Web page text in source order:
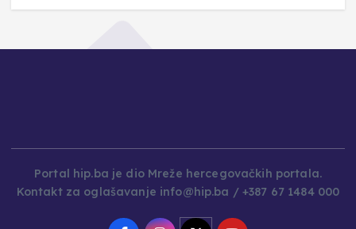
Kontakt za oglašavanje info@hip.ba / +387 67 1484 000